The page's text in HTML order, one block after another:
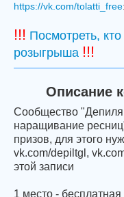
https://vk.com/tolatti_free:
!!! Посмотреть,
розыгрыша !!!
Описание
Сообщество
наращивание
призов, для этого
vk.com/depiltgl,
этой записи
1 место -